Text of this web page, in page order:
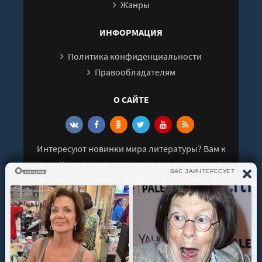
Жанры
ИНФОРМАЦИЯ
Политика конфиденциальности
Правообладателям
О САЙТЕ
Интересуют новинки мира литературы? Вам к
нам. У нас можно послушать как новые так и
друзьями лучшими аудиокнигами!
© 2021 - 2026 kniga-audio.net. Все права